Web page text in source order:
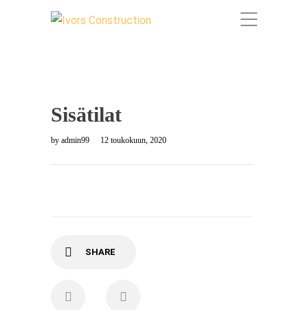
Sisätilat
by admin99 12 toukokuun, 2020
SHARE